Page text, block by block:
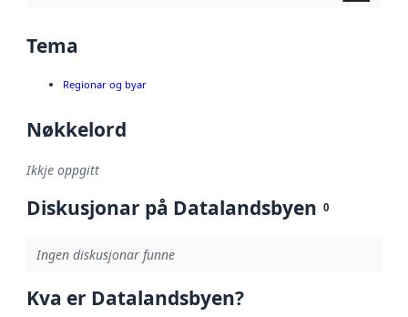
Tema
Regionar og byar
Nøkkelord
Ikkje oppgitt
Diskusjonar på Datalandsbyen 0
Ingen diskusjonar funne
Kva er Datalandsbyen?